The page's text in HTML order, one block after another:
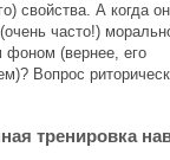
свойства. А когда
часто!)
фоном (вернее, его
Вопрос
тренировка